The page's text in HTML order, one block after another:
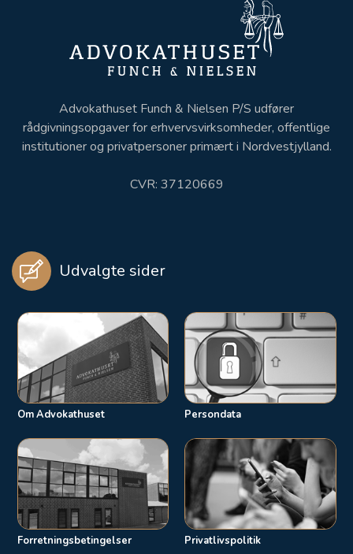
Advokathuset Funch & Nielsen P/S udfører
rådgivningsopgaver for erhvervsvirksomheder, offentlige
institutioner og privatpersoner primært i Nordvestjylland.
CVR: 37120669
Udvalgte sider
Om Advokathuset Persondata
Forretningsbetingelser Privatlivspolitik